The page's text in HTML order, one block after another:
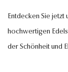
Entdecken Sie
hochwertigen
der Schönheit und